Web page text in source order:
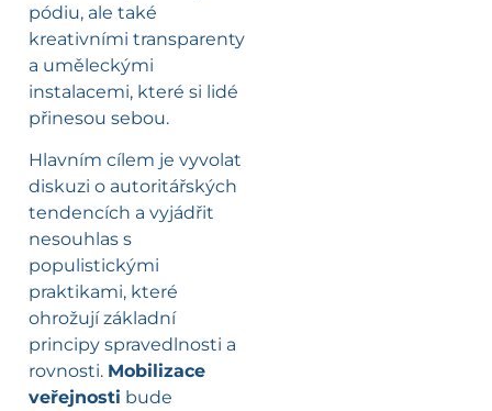
pódiu, ale také
kreativními transparenty
a uměleckými
instalacemi, které si lidé
přinesou sebou.
Hlavním cílem je vyvolat
diskuzi o autoritářských
tendencích a vyjádřit
nesouhlas s
populistickými
praktikami, které
ohrožují základní
principy spravedlnosti a
rovnosti. Mobilizace
veřejnosti bude